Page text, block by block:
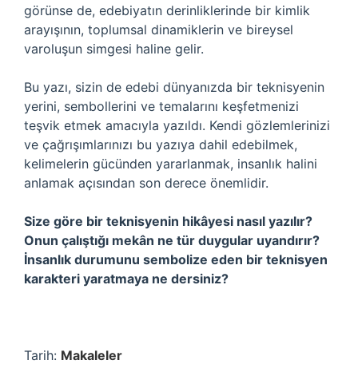
görünse de, edebiyatın derinliklerinde bir kimlik
arayışının, toplumsal dinamiklerin ve bireysel
varoluşun simgesi haline gelir.
Bu yazı, sizin de edebi dünyanızda bir teknisyenin
yerini, sembollerini ve temalarını keşfetmenizi
teşvik etmek amacıyla yazıldı. Kendi gözlemlerinizi
ve çağrışımlarınızı bu yazıya dahil edebilmek,
kelimelerin gücünden yararlanmak, insanlık halini
anlamak açısından son derece önemlidir.
Size göre bir teknisyenin hikâyesi nasıl yazılır?
Onun çalıştığı mekân ne tür duygular uyandırır?
İnsanlık durumunu sembolize eden bir teknisyen
karakteri yaratmaya ne dersiniz?
Tarih: Makaleler